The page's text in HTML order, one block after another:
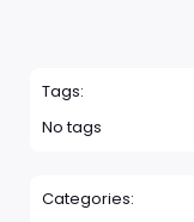
Tags:
No tags
Categories: